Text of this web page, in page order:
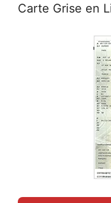
Carte Grise en